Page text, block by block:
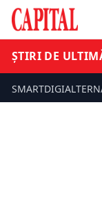
ȘTIRI DE
SMARTDIGI